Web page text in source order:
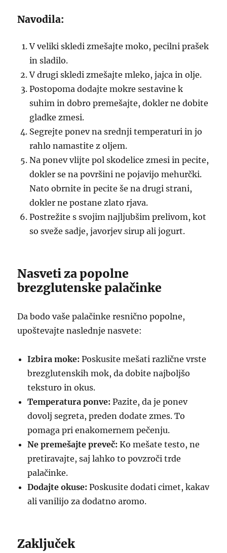
Navodila:
V veliki skledi zmešajte moko, pecilni prašek
in sladilo.
V drugi skledi zmešajte mleko, jajca in olje.
Postopoma dodajte mokre sestavine k
suhim in dobro premešajte, dokler ne dobite
gladke zmesi.
Segrejte ponev na srednji temperaturi in jo
rahlo namastite z oljem.
Na ponev vlijte pol skodelice zmesi in pecite,
dokler se na površini ne pojavijo mehurčki.
Nato obrnite in pecite še na drugi strani,
dokler ne postane zlato rjava.
Postrežite s svojim najljubšim prelivom, kot
so sveže sadje, javorjev sirup ali jogurt.
Nasveti za popolne
brezglutenske palačinke
Da bodo vaše palačinke resnično popolne,
upoštevajte naslednje nasvete:
Izbira moke: Poskusite mešati različne vrste
brezglutenskih mok, da dobite najboljšo
teksturo in okus.
Temperatura ponve: Pazite, da je ponev
dovolj segreta, preden dodate zmes. To
pomaga pri enakomernem pečenju.
Ne premešajte preveč: Ko mešate testo, ne
pretiravajte, saj lahko to povzroči trde
palačinke.
Dodajte okuse: Poskusite dodati cimet, kakav
ali vanilijo za dodatno aromo.
Zaključek